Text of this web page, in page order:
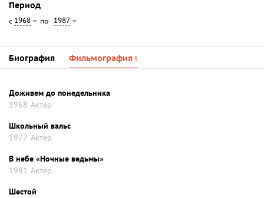
Период
с 1968 по 1987
Биография Фильмография 5
Доживем до понедельника
1968 Актер
Школьный вальс
1977 Актер
В небе «Ночные ведьмы»
1981 Актер
Шестой